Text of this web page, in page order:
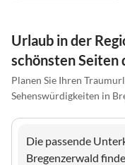
Urlaub in der
schönsten Seiten
Planen Sie Ihren
Sehenswürdigkeiten in
Die passende
Bregenzerwald